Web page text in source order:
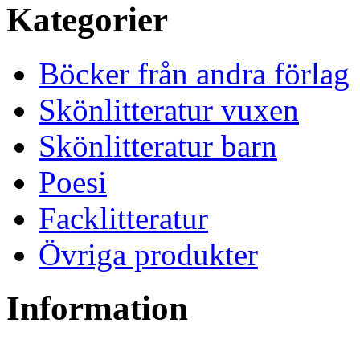
Kategorier
Böcker från andra förlag
Skönlitteratur vuxen
Skönlitteratur barn
Poesi
Facklitteratur
Övriga produkter
Information